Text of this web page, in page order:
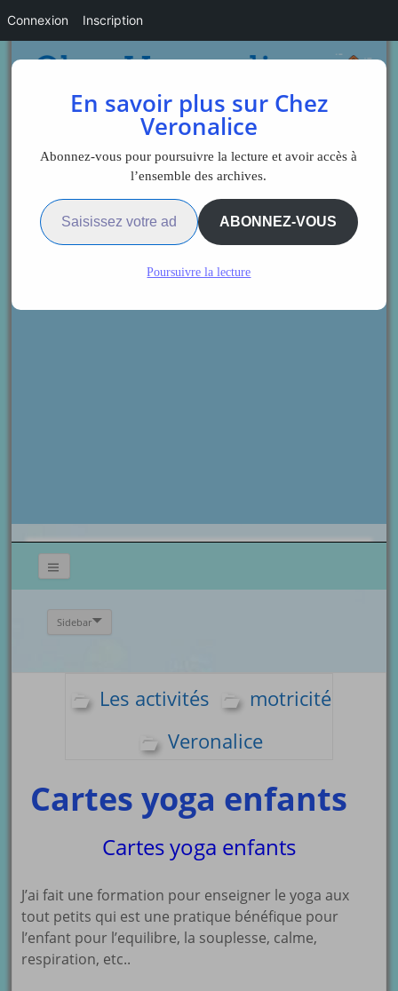
Sidebar
Les activités
motricité
Veronalice
Cartes yoga enfants
Cartes yoga enfants
J’ai fait une formation pour enseigner le yoga aux
tout petits qui est une pratique bénéfique pour
l’enfant pour l’equilibre, la souplesse, calme,
respiration, etc..
En savoir plus sur Chez
Veronalice
Abonnez-vous pour poursuivre la lecture et avoir accès à
l’ensemble des archives.
Saisissez votre adresse e-mail…
ABONNEZ-VOUS
Poursuivre la lecture
Connexion Inscription